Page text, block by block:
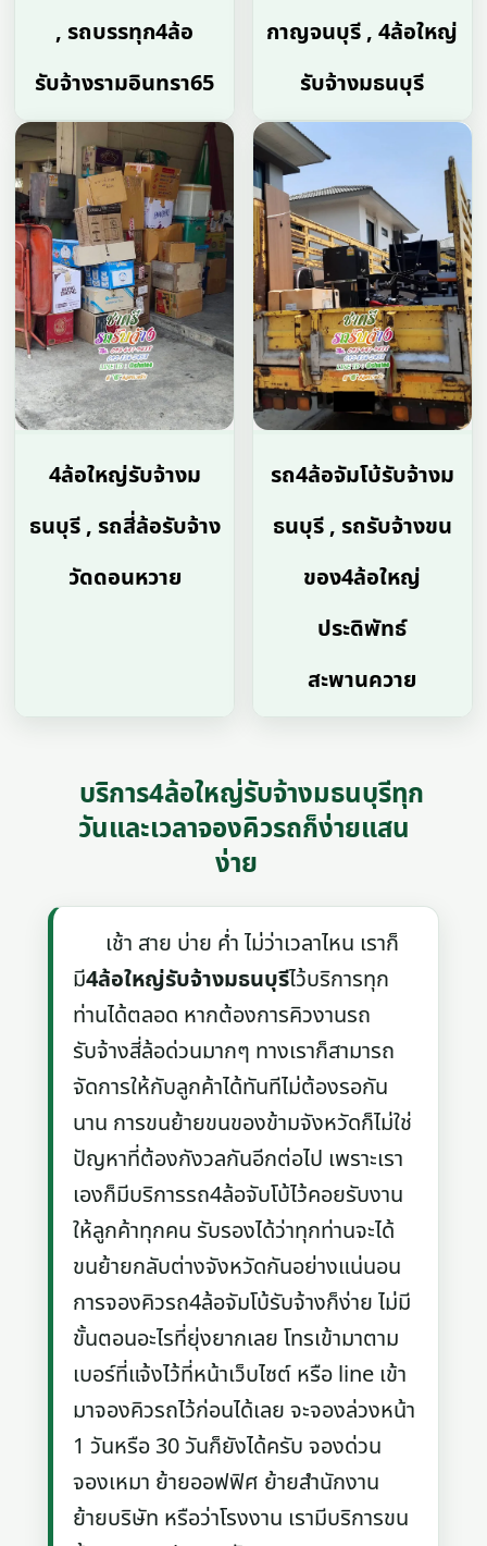
, รถบรรทุก4ล้อ
รับจ้างรามอินทรา65
กาญจนบุรี , 4ล้อใหญ่
รับจ้างมธนบุรี
4ล้อใหญ่รับจ้างม
ธนบุรี , รถสี่ล้อรับจ้าง
วัดดอนหวาย
รถ4ล้อจัมโบ้รับจ้างม
ธนบุรี , รถรับจ้างขน
ของ4ล้อใหญ่
ประดิพัทธ์
สะพานควาย
บริการ4ล้อใหญ่รับจ้างมธนบุรีทุก
วันและเวลาจองคิวรถก็ง่ายแสน
ง่าย
เช้า สาย บ่าย ค่ำ ไม่ว่าเวลาไหน เราก็
มี4ล้อใหญ่รับจ้างมธนบุรีไว้บริการทุก
ท่านได้ตลอด หากต้องการคิวงานรถ
รับจ้างสี่ล้อด่วนมากๆ ทางเราก็สามารถ
จัดการให้กับลูกค้าได้ทันทีไม่ต้องรอกัน
นาน การขนย้ายขนของข้ามจังหวัดก็ไม่ใช่
ปัญหาที่ต้องกังวลกันอีกต่อไป เพราะเรา
เองก็มีบริการรถ4ล้อจับโบ้ไว้คอยรับงาน
ให้ลูกค้าทุกคน รับรองได้ว่าทุกท่านจะได้
ขนย้ายกลับต่างจังหวัดกันอย่างแน่นอน
การจองคิวรถ4ล้อจัมโบ้รับจ้างก็ง่าย ไม่มี
ขั้นตอนอะไรที่ยุ่งยากเลย โทรเข้ามาตาม
เบอร์ที่แจ้งไว้ที่หน้าเว็บไซต์ หรือ line เข้า
มาจองคิวรถไว้ก่อนได้เลย จะจองล่วงหน้า
1 วันหรือ 30 วันก็ยังได้ครับ จองด่วน
จองเหมา ย้ายออฟฟิศ ย้ายสำนักงาน
ย้ายบริษัท หรือว่าโรงงาน เรามีบริการขน